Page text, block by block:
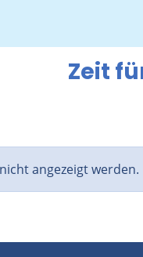
Zeit
angezeigt werden.